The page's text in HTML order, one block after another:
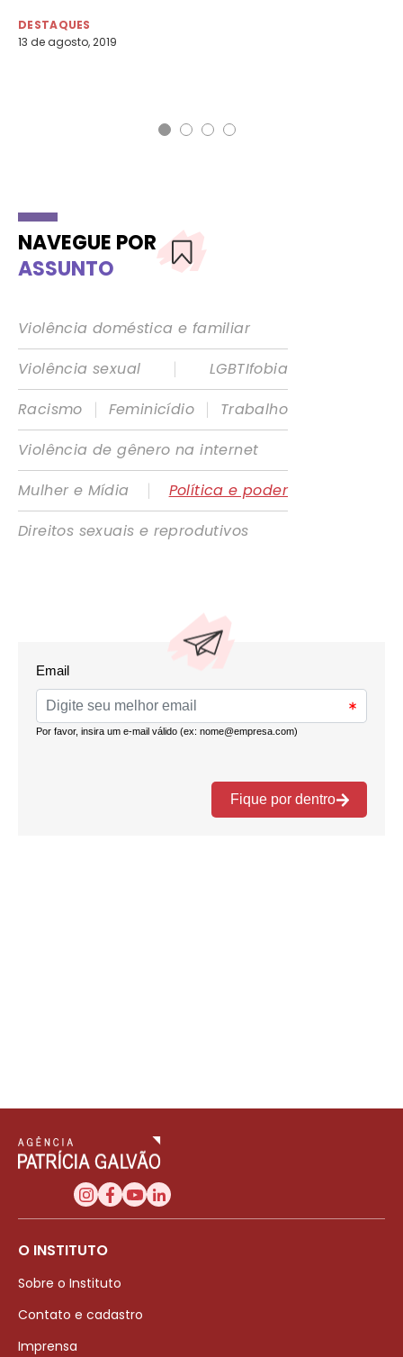
DESTAQUES
13 de agosto, 2019
NAVEGUE POR
ASSUNTO
Violência doméstica e familiar
Violência sexual
|
LGBTIfobia
Racismo
| Feminicídio |
Trabalho
Violência de gênero na internet
Mulher e Mídia
|
Política e poder
Direitos sexuais e reprodutivos
O INSTITUTO
Sobre o Instituto
Contato e cadastro
Imprensa